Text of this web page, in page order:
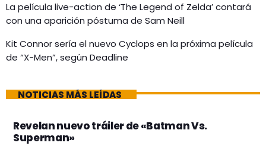
La película live-action de ‘The Legend of Zelda’ contará
con una aparición póstuma de Sam Neill
Kit Connor sería el nuevo Cyclops en la próxima película
de “X-Men”, según Deadline
NOTICIAS MÁS LEÍDAS
Revelan nuevo tráiler de «Batman Vs.
Superman»